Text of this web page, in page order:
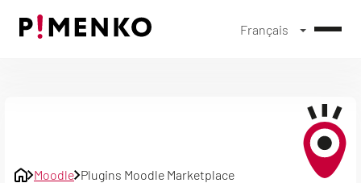
Français
Moodle Plugins Moodle Marketplace